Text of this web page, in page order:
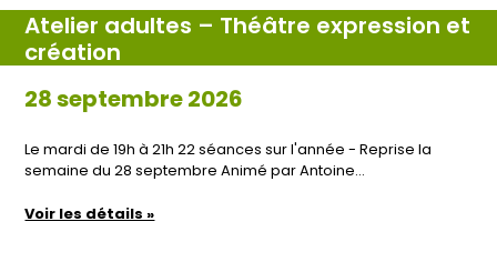
Atelier adultes – Théâtre expression et
création
28 septembre 2026
Le mardi de 19h à 21h 22 séances sur l'année - Reprise la
semaine du 28 septembre Animé par Antoine…
Voir les détails »